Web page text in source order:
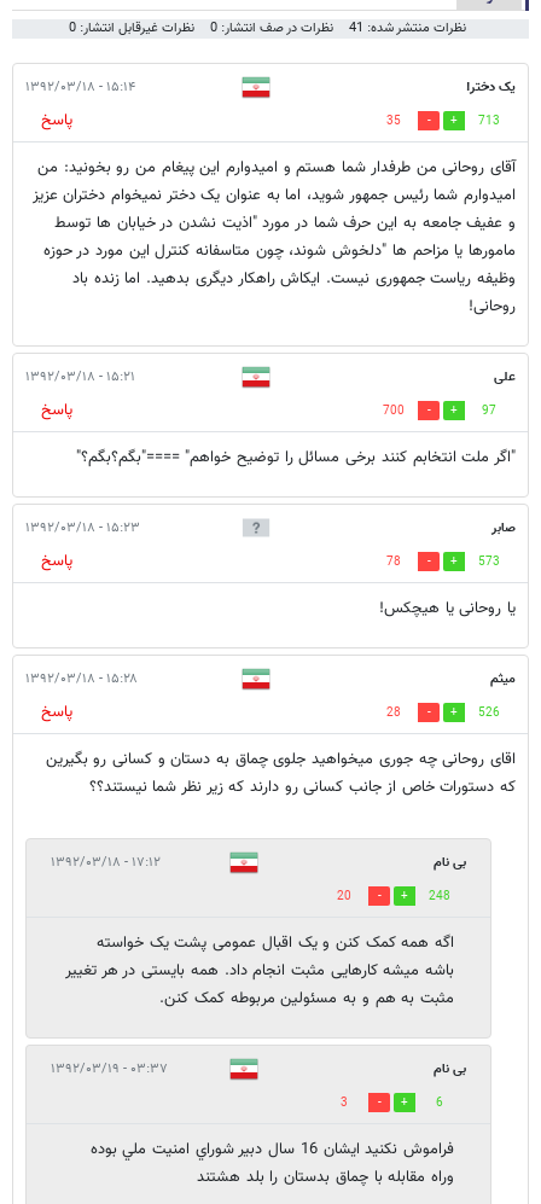
نظرات منتشر شده: 41 نظرات در صف انتشار: 0 نظرات غیرقابل انتشار: 0
یک دختر! ۱۵:۱۴ - ۱۳۹۲/۰۳/۱۸
713
35
پاسخ
آقای روحانی من طرفدار شما هستم و امیدوارم این پیغام من رو بخونید: من
امیدوارم شما رئیس جمهور شوید، اما به عنوان یک دختر نمیخوام دختران عزیز
و عفیف جامعه به این حرف شما در مورد "اذیت نشدن در خیابان ها توسط
مامورها یا مزاحم ها "دلخوش شوند، چون متاسفانه کنترل این مورد در حوزه
وظیفه ریاست جمهوری نیست. ایکاش راهکار دیگری بدهید. اما زنده باد
روحانی!
علی ۱۵:۲۱ - ۱۳۹۲/۰۳/۱۸
97
700
پاسخ
"اگر ملت انتخابم کنند برخی مسائل را توضیح خواهم" ===="بگم؟بگم؟"
صابر ۱۵:۲۳ - ۱۳۹۲/۰۳/۱۸
573
78
پاسخ
یا روحانی یا هیچکس!
میثم ۱۵:۲۸ - ۱۳۹۲/۰۳/۱۸
526
28
پاسخ
اقای روحانی چه جوری میخواهید جلوی چماق به دستان و کسانی رو بگیرین
که دستورات خاص از جانب کسانی رو دارند که زیر نظر شما نیستند؟؟
بی نام ۱۷:۱۲ - ۱۳۹۲/۰۳/۱۸
248
20
اگه همه کمک کنن و یک اقبال عمومی پشت یک خواسته
باشه میشه کارهایی مثبت انجام داد. همه بایستی در هر تغییر
مثبت به هم و به مسئولین مربوطه کمک کنن.
بی نام ۰۳:۳۷ - ۱۳۹۲/۰۳/۱۹
6
3
فراموش نكنيد ايشان 16 سال دبير شوراي امنيت ملي بوده
وراه مقابله با چماق بدستان را بلد هشتند